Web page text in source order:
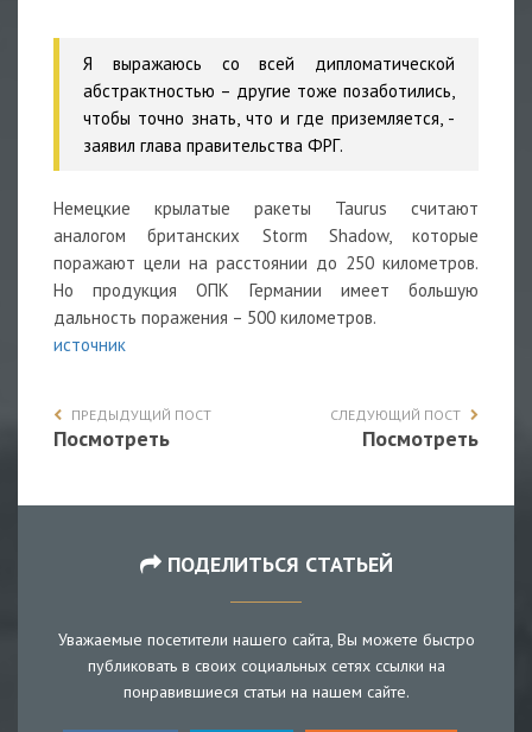
Я выражаюсь со всей дипломатической
абстрактностью – другие тоже позаботились,
чтобы точно знать, что и где приземляется, -
заявил глава правительства ФРГ.
Немецкие крылатые ракеты Taurus считают
аналогом британских Storm Shadow, которые
поражают цели на расстоянии до 250 километров.
Но продукция ОПК Германии имеет большую
дальность поражения – 500 километров.
источник
ПРЕДЫДУЩИЙ ПОСТ
Посмотреть
СЛЕДУЮЩИЙ ПОСТ
Посмотреть
ПОДЕЛИТЬСЯ СТАТЬЕЙ
Уважаемые посетители нашего сайта, Вы можете быстро
публиковать в своих социальных сетях ссылки на
понравившиеся статьи на нашем сайте.